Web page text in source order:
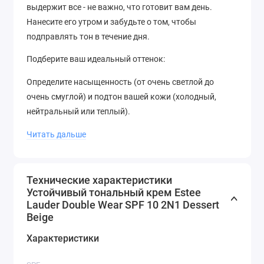
выдержит все - не важно, что готовит вам день.
Нанесите его утром и забудьте о том, чтобы
подправлять тон в течение дня.
Подберите ваш идеальный оттенок:
Определите насыщенность (от очень светлой до
очень смуглой) и подтон вашей кожи (холодный,
нейтральный или теплый).
Как определить подтон кожи:
Нейтральный (N) подтон: тон кожи без макияжа
ровный, не розовый и не желтый.
золотистый или оливковый оттенок и легко загорает.
Читать дальше
Технические характеристики
Устойчивый тональный крем Estee
Lauder Double Wear SPF 10 2N1 Dessert
Beige
Характеристики